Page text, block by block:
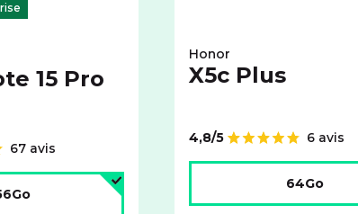
15 Pro
67 avis
Honor
X5c Plus
Note de
4,8/5
6 avis
64Go